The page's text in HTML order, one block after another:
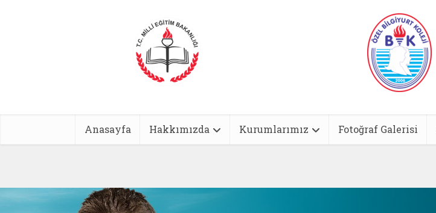
Anasayfa Hakkımızda Kurumlarımız Fotoğraf Galerisi